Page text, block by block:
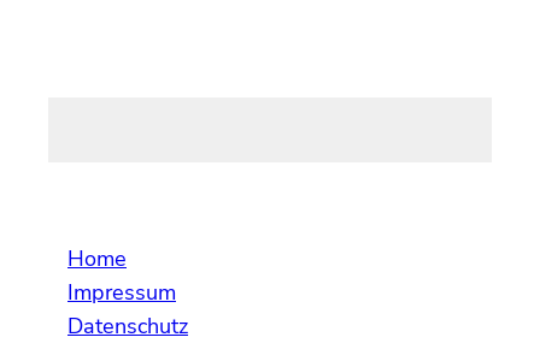
Home
Impressum
Datenschutz